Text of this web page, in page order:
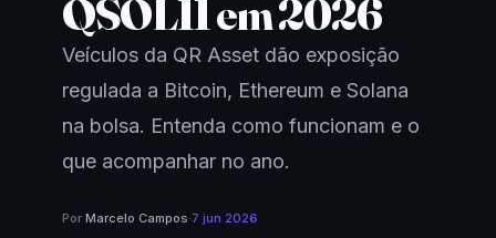
QSOL11 em 2026
Veículos da QR Asset dão exposição
regulada a Bitcoin, Ethereum e Solana
na bolsa. Entenda como funcionam e o
que acompanhar no ano.
Por Marcelo Campos·7 jun 2026